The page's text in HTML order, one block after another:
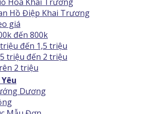
Hồ Điệp Khai Trương
giá
đến 800k
đến 1,5 triệu
triệu đến 2 triệu
2 triệu
Dương